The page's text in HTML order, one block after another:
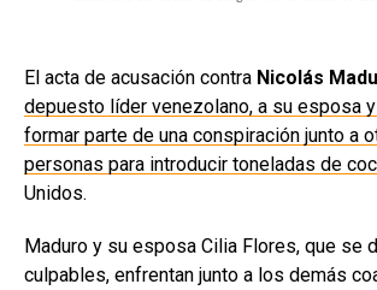
El acta de acusación contra Nicolás
depuesto líder venezolano, a su esposa
formar parte de una conspiración junto a
personas para introducir toneladas de
Unidos.
Maduro y su esposa Cilia Flores, que se
culpables, enfrentan junto a los demás